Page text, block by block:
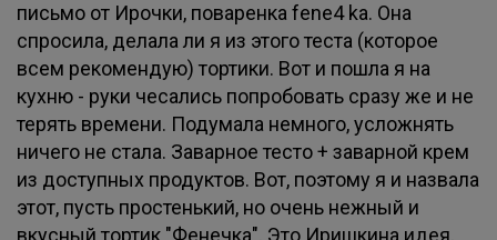
письмо от Ирочки, поваренка fene4 ka. Она
спросила, делала ли я из этого теста (которое
всем рекомендую) тортики. Вот и пошла я на
кухню - руки чесались попробовать сразу же и не
терять времени. Подумала немного, усложнять
ничего не стала. Заварное тесто + заварной крем
из доступных продуктов. Вот, поэтому я и назвала
этот, пусть простенький, но очень нежный и
вкусный тортик "Фенечка". Это Иришкина идея,